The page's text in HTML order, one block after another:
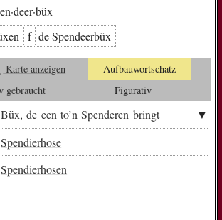
f de Spen­deer­bü­x
Karte anzeigen
Aufbauwortschatz
gebraucht
Figurativ
Büx,de een to’n Spenderen bringt
Spendierhose
Spendierhosen